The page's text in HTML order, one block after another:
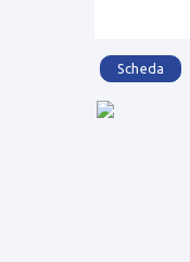
Scheda